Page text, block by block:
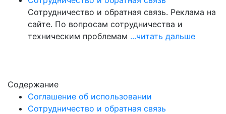
Сотрудничество и обратная связь. Реклама на
сайте. По вопросам сотрудничества и
техническим проблемам ...читать дальше
Содержание
Соглашение об использовании
Сотрудничество и обратная связь